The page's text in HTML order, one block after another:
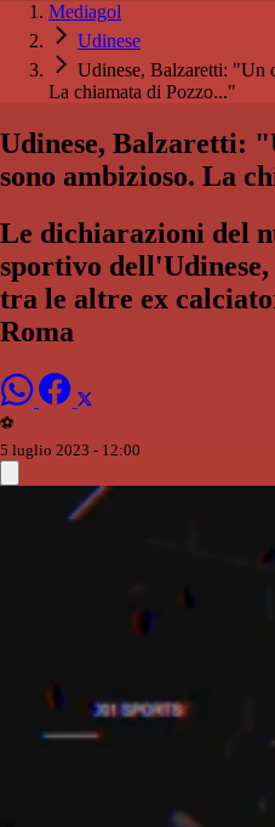
Mediagol
Udinese
Udinese, Balzaretti: "Un
La chiamata di Pozzo..."
Udinese, Balzaretti:
sono ambizioso. La
Le dichiarazioni del
sportivo
tra le altre ex
Roma
⚽️
5 luglio 2023 - 12:00